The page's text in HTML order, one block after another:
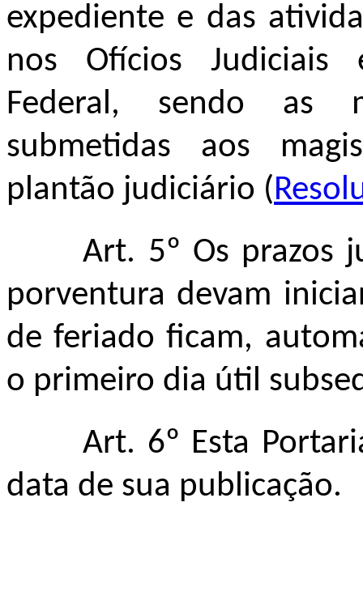
expediente e das
nos Ofícios Judiciais
Federal, sendo as
submetidas aos
plantão judiciário (
Art. 5º Os prazos
porventura devam
de feriado ficam,
o primeiro dia útil
Art. 6º Esta
data de sua publicação.